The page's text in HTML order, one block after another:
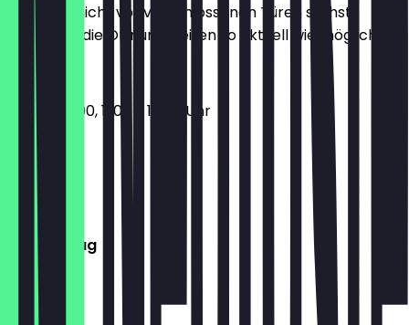
Damit du nicht vor verschlossenen Türen stehst,
halten wir die Öffnungszeiten so aktuell wie möglich.
17:00 - 23:00, 11:00 - 14:30 Uhr
Montag
Dienstag
Mittwoch
Donnerstag
Freitag
Samstag
Sonntag